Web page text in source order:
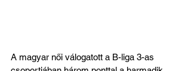
A magyar női válogatott a B-liga 3-as